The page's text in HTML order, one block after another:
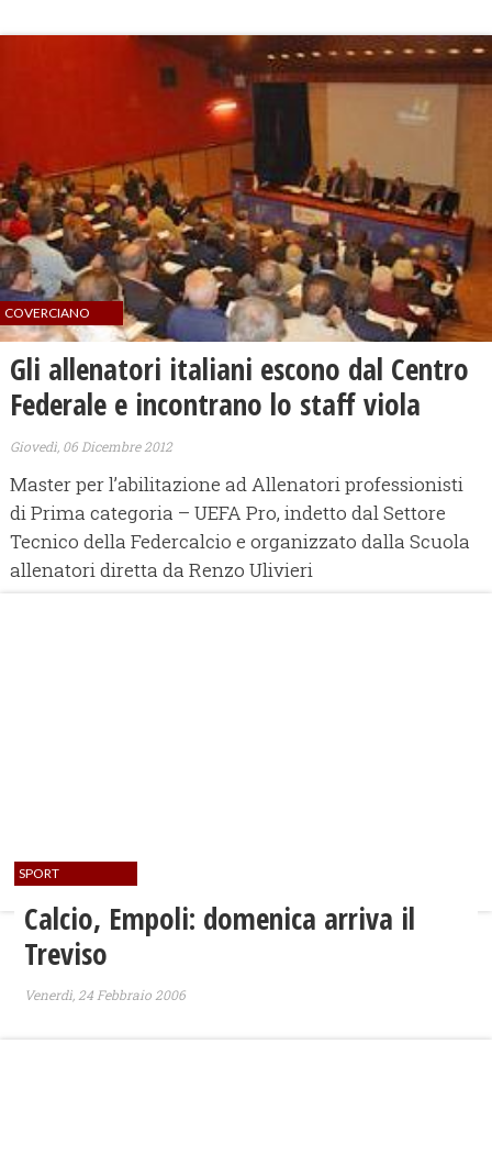
COVERCIANO
Gli allenatori italiani escono dal Centro
Federale e incontrano lo staff viola
Giovedì, 06 Dicembre 2012
Master per l’abilitazione ad Allenatori professionisti
di Prima categoria – UEFA Pro, indetto dal Settore
Tecnico della Federcalcio e organizzato dalla Scuola
allenatori diretta da Renzo Ulivieri
SPORT
Calcio, Empoli: domenica arriva il
Treviso
Venerdì, 24 Febbraio 2006